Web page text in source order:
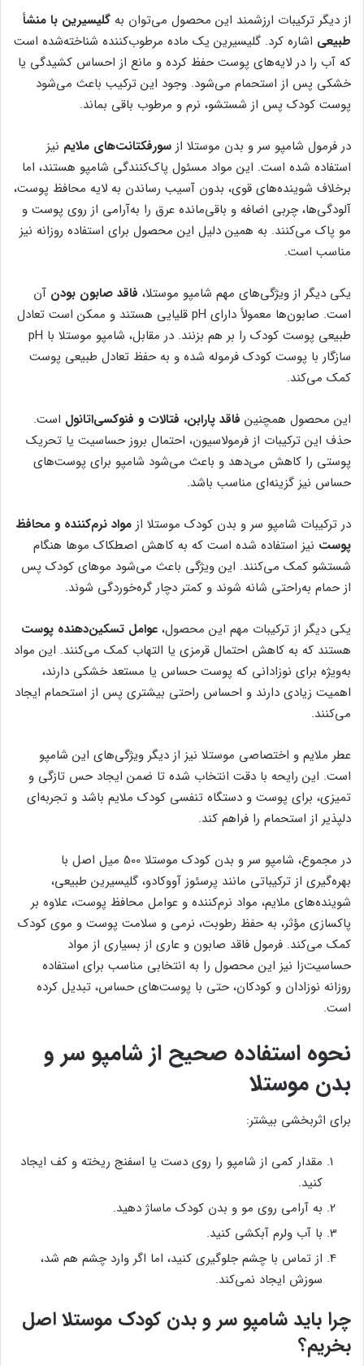
از دیگر ترکیبات ارزشمند این محصول می‌توان به گلیسیرین با منشأ
طبیعی اشاره کرد. گلیسیرین یک ماده مرطوب‌کننده شناخته‌شده است
که آب را در لایه‌های پوست حفظ کرده و مانع از احساس کشیدگی یا
خشکی پس از استحمام می‌شود. وجود این ترکیب باعث می‌شود
پوست کودک پس از شستشو، نرم و مرطوب باقی بماند.
در فرمول شامپو سر و بدن موستلا از سورفکتانت‌های ملایم نیز
استفاده شده است. این مواد مسئول پاک‌کنندگی شامپو هستند، اما
برخلاف شوینده‌های قوی، بدون آسیب رساندن به لایه محافظ پوست،
آلودگی‌ها، چربی اضافه و باقی‌مانده عرق را به‌آرامی از روی پوست و
مو پاک می‌کنند. به همین دلیل این محصول برای استفاده روزانه نیز
مناسب است.
یکی دیگر از ویژگی‌های مهم شامپو موستلا، فاقد صابون بودن آن
است. صابون‌ها معمولاً دارای pH قلیایی هستند و ممکن است تعادل
طبیعی پوست کودک را بر هم بزنند. در مقابل، شامپو موستلا با pH
سازگار با پوست کودک فرموله شده و به حفظ تعادل طبیعی پوست
کمک می‌کند.
این محصول همچنین فاقد پارابن، فتالات و فنوکسی‌اتانول است.
حذف این ترکیبات از فرمولاسیون، احتمال بروز حساسیت یا تحریک
پوستی را کاهش می‌دهد و باعث می‌شود شامپو برای پوست‌های
حساس نیز گزینه‌ای مناسب باشد.
در ترکیبات شامپو سر و بدن کودک موستلا از مواد نرم‌کننده و محافظ
پوست نیز استفاده شده است که به کاهش اصطکاک موها هنگام
شستشو کمک می‌کنند. این ویژگی باعث می‌شود موهای کودک پس
از حمام به‌راحتی شانه شوند و کمتر دچار گره‌خوردگی شوند.
یکی دیگر از ترکیبات مهم این محصول، عوامل تسکین‌دهنده پوست
هستند که به کاهش احتمال قرمزی یا التهاب کمک می‌کنند. این مواد
به‌ویژه برای نوزادانی که پوست حساس یا مستعد خشکی دارند،
اهمیت زیادی دارند و احساس راحتی بیشتری پس از استحمام ایجاد
می‌کنند.
عطر ملایم و اختصاصی موستلا نیز از دیگر ویژگی‌های این شامپو
است. این رایحه با دقت انتخاب شده تا ضمن ایجاد حس تازگی و
تمیزی، برای پوست و دستگاه تنفسی کودک ملایم باشد و تجربه‌ای
دلپذیر از استحمام را فراهم کند.
در مجموع، شامپو سر و بدن کودک موستلا 500 میل اصل با
بهره‌گیری از ترکیباتی مانند پرسئوز آووکادو، گلیسیرین طبیعی،
شوینده‌های ملایم، مواد نرم‌کننده و عوامل محافظ پوست، علاوه بر
پاکسازی مؤثر، به حفظ رطوبت، نرمی و سلامت پوست و موی کودک
کمک می‌کند. فرمول فاقد صابون و عاری از بسیاری از مواد
حساسیت‌زا نیز این محصول را به انتخابی مناسب برای استفاده
روزانه نوزادان و کودکان، حتی با پوست‌های حساس، تبدیل کرده
است.
نحوه استفاده صحیح از شامپو سر و
بدن موستلا
برای اثربخشی بیشتر:
مقدار کمی از شامپو را روی دست یا اسفنج ریخته و کف ایجاد
کنید.
به آرامی روی مو و بدن کودک ماساژ دهید.
با آب ولرم آبکشی کنید.
از تماس با چشم جلوگیری کنید، اما اگر وارد چشم هم شد،
سوزش ایجاد نمی‌کند.
چرا باید شامپو سر و بدن کودک موستلا اصل
بخریم؟